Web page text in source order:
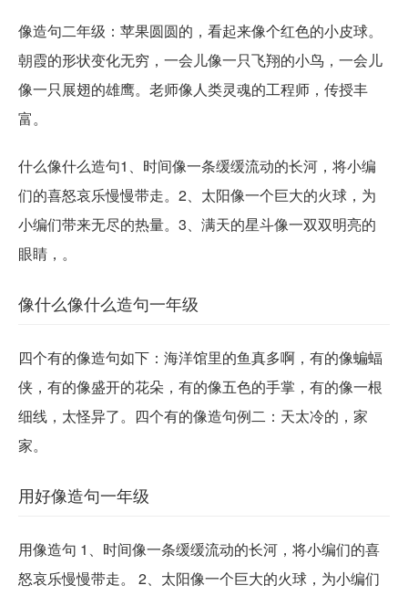
像造句二年级：苹果圆圆的，看起来像个红色的小皮球。
朝霞的形状变化无穷，一会儿像一只飞翔的小鸟，一会儿
像一只展翅的雄鹰。老师像人类灵魂的工程师，传授丰
富。
什么像什么造句1、时间像一条缓缓流动的长河，将小编
们的喜怒哀乐慢慢带走。2、太阳像一个巨大的火球，为
小编们带来无尽的热量。3、满天的星斗像一双双明亮的
眼睛，。
像什么像什么造句一年级
四个有的像造句如下：海洋馆里的鱼真多啊，有的像蝙蝠
侠，有的像盛开的花朵，有的像五色的手掌，有的像一根
细线，太怪异了。四个有的像造句例二：天太冷的，家
家。
用好像造句一年级
用像造句 1、时间像一条缓缓流动的长河，将小编们的喜
怒哀乐慢慢带走。 2、太阳像一个巨大的火球，为小编们